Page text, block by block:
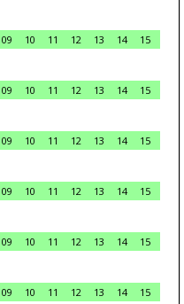
09 10 11 12 13 14
15
09 10 11 12 13 14
15
09 10 11 12 13 14
15
09 10 11 12 13 14
15
09 10 11 12 13 14
15
09 10 11 12 13 14 15